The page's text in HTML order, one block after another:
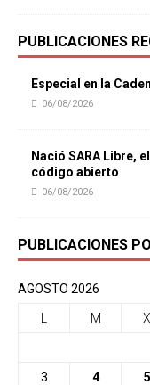
PUBLICACIONES
Especial en la
06/08/2026
Nació SARA Libre,
código abierto
06/08/2026
PUBLICACIONES
AGOSTO 2026
M X
3 4 5